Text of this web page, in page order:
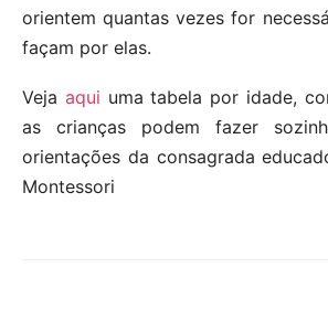
orientem quantas vezes for
façam por elas.
Veja aqui uma tabela por idade,
as crianças podem fazer
orientações da consagrada
Montessori